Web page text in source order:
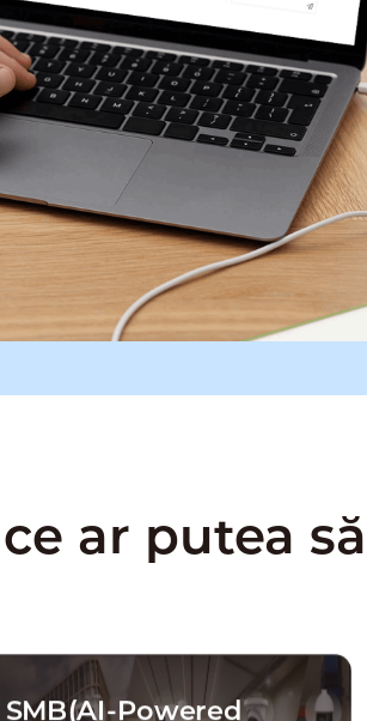
ar putea
SMB(AI-Powered